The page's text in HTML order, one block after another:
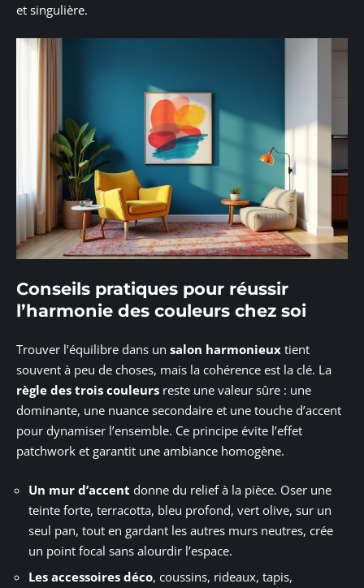
et singulière.
Conseils pratiques pour réussir
l’harmonie des couleurs chez soi
Trouver l’équilibre dans un salon harmonieux tient
souvent à peu de choses, mais la cohérence est la clé. La
règle des trois couleurs reste une valeur sûre : une
dominante, une nuance secondaire et une touche d’accent
pour dynamiser l’ensemble. Ce principe évite l’effet
patchwork et garantit une ambiance homogène.
Un mur d’accent donne du relief à la pièce. Oser une
teinte forte, terracotta, bleu profond, vert olive, sur un
seul pan, tout en gardant les autres murs neutres, crée
un point focal sans alourdir l’espace.
Les accessoires déco, coussins, rideaux, tapis,